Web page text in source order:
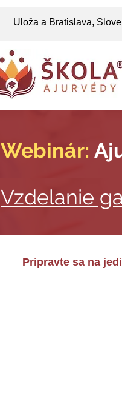
Uloža a Bratislava,
Webinár:
Vzdelanie
Pripravte sa na